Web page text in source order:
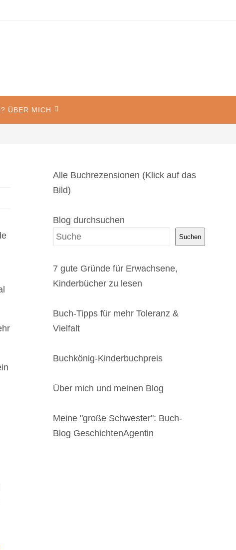
ÜBER MICH
Alle Buchrezensionen (Klick auf das
Bild)
Blog durchsuchen
Suchen
7 gute Gründe für Erwachsene,
Kinderbücher zu lesen
Buch-Tipps für mehr Toleranz &
Vielfalt
Buchkönig-Kinderbuchpreis
Über mich und meinen Blog
Meine "große Schwester": Buch-
Blog GeschichtenAgentin